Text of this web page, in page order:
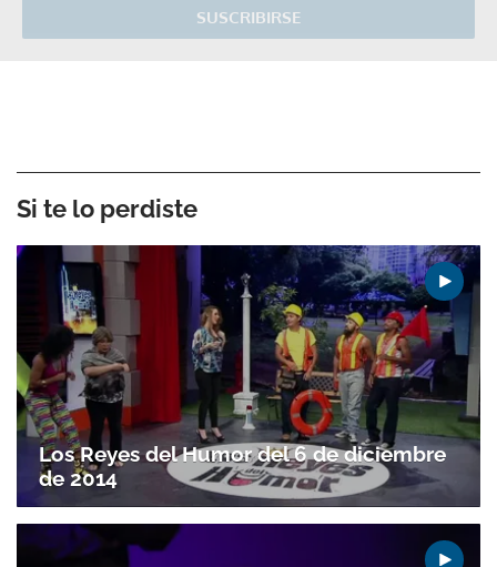
SUSCRIBIRSE
Si te lo perdiste
Los Reyes del Humor del 6 de diciembre
de 2014